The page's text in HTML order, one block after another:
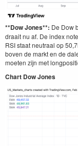
**Dow Jones**: De Dow
draait nu af. De index
RSI staat neutraal op
boven de markt en de
moeten zijn met
Chart Dow Jones